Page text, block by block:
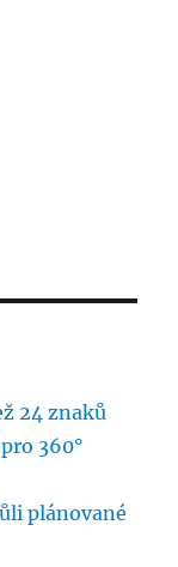
24 znaků
360°
plánované